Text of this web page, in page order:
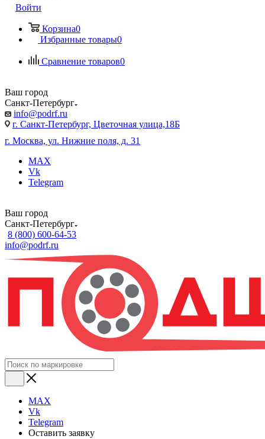
Войти
Корзина0
Избранные товары0
Сравнение товаров0
Ваш город
Санкт-Петербург
info@podrf.ru
г. Санкт-Петербург, Цветочная улица,18Б
г. Москва, ул. Нижние поля, д. 31
MAX
Vk
Telegram
Ваш город
Санкт-Петербург
8 (800) 600-64-53
info@podrf.ru
MAX
Vk
Telegram
Оставить заявку